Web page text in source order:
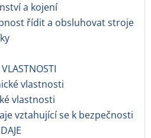
a kojení
řídit a obsluhovat stroje
vlastnosti
vlastnosti
vztahující se k bezpečnosti